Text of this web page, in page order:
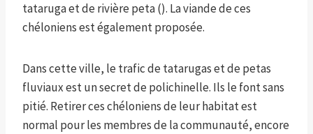
tataruga et de rivière peta (). La viande de ces
chéloniens est également proposée.
Dans cette ville, le trafic de tatarugas et de petas
fluviaux est un secret de polichinelle. Ils le font sans
pitié. Retirer ces chéloniens de leur habitat est
normal pour les membres de la communauté, encore